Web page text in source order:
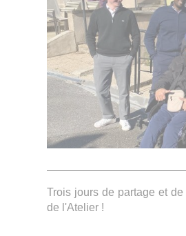
Trois jours de partage et
de l'Atelier !